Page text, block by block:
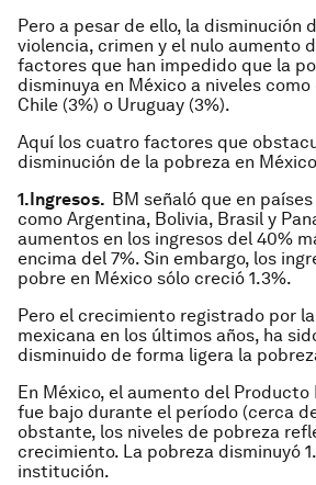
Pero a pesar de ello, la disminución
violencia, crimen y el nulo aumento
factores que han impedido que la
disminuya en México a niveles como
Chile (3%) o Uruguay (3%).
Aquí los cuatro factores que
disminución de la pobreza en
1.Ingresos. BM señaló que en
como Argentina, Bolivia, Brasil y
aumentos en los ingresos del 40%
encima del 7%. Sin embargo, los
pobre en México sólo creció 1.3%.
Pero el crecimiento registrado por
mexicana en los últimos años, ha
disminuido de forma ligera la
En México, el aumento del
fue bajo durante el período (cerca
obstante, los niveles de pobreza
crecimiento. La pobreza disminuyó
institución.